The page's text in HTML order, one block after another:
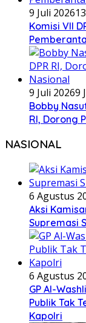
9 Juli 2026
Komisi VII
9 Juli 20269
Bobby
RI, Dorong
NASIONAL
6 Agustus
Aksi
Supremasi
6 Agustus
GP Al-
Publik Tak
Kapolri